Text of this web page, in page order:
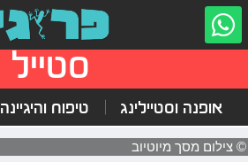
סטייל
אופנה וסטיילינג טיפוח והיגיינה
© צילום מסך מיוטיוב